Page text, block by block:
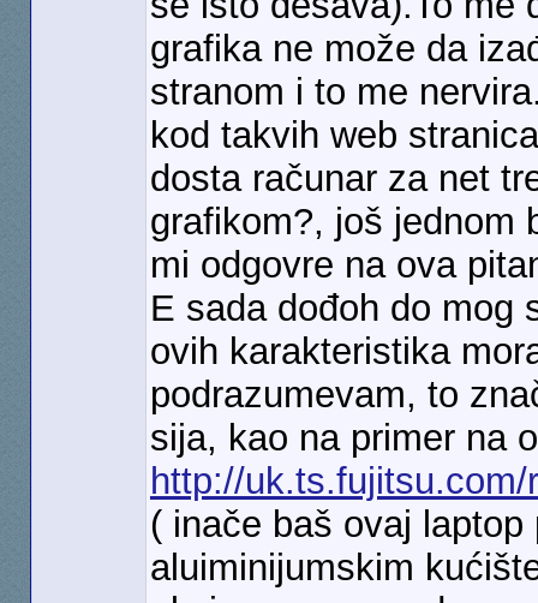
grafika ne može da
stranom i to me
kod takvih web
dosta računar za net
grafikom?, još jednom
mi odgovre na ova
E sada dođoh do mog
ovih karakteristika
podrazumevam, to
sija, kao na primer na
http://
( inače baš ovaj
aluiminijumskim